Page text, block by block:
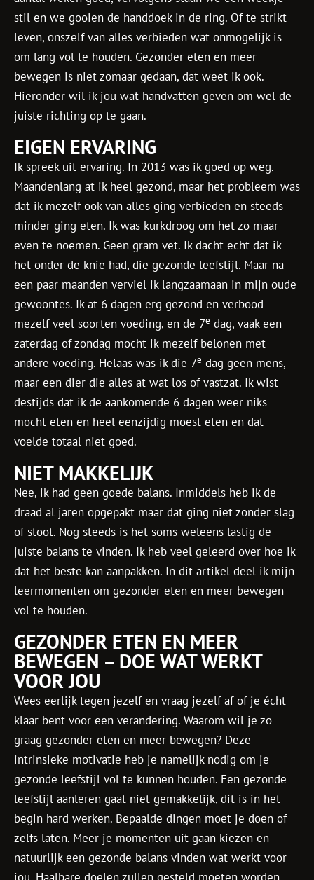
stil en we gooien de handdoek in de ring. Of te strikt
leven, onszelf van alles verbieden wat onmogelijk is
om lang vol te houden. Gezonder eten en meer
bewegen is niet zomaar gedaan, dat weet ik ook.
Hieronder wil ik jou wat handvatten geven om wel de
juiste richting op te gaan.
EIGEN ERVARING
Ik spreek uit ervaring. In 2013 was ik goed op weg.
Maandenlang at ik heel gezond, maar het probleem was
dat ik mezelf ook van alles ging verbieden en steeds
minder ging eten. Ik was kurkdroog om het zo maar
even te noemen. Geen gram vet. Ik dacht echt dat ik
het onder de knie had, die gezonde leefstijl. Maar na
een paar maanden verviel ik langzaamaan in mijn oude
gewoontes. Ik at 6 dagen erg gezond en verbood
mezelf veel soorten voeding, en de 7e dag, vaak een
zaterdag of zondag mocht ik mezelf belonen met
andere voeding. Helaas was ik die 7e dag geen mens,
maar een dier die alles at wat los of vastzat. Ik wist
destijds dat ik de aankomende 6 dagen weer niks
mocht eten en heel eenzijdig moest eten en dat
voelde totaal niet goed.
NIET MAKKELIJK
Nee, ik had geen goede balans. Inmiddels heb ik de
draad al jaren opgepakt maar dat ging niet zonder slag
of stoot. Nog steeds is het soms weleens lastig de
juiste balans te vinden. Ik heb veel geleerd over hoe ik
dat het beste kan aanpakken. In dit artikel deel ik mijn
leermomenten om gezonder eten en meer bewegen
vol te houden.
GEZONDER ETEN EN MEER
BEWEGEN – DOE WAT WERKT
VOOR JOU
Wees eerlijk tegen jezelf en vraag jezelf af of je écht
klaar bent voor een verandering. Waarom wil je zo
graag gezonder eten en meer bewegen? Deze
intrinsieke motivatie heb je namelijk nodig om je
gezonde leefstijl vol te kunnen houden. Een gezonde
leefstijl aanleren gaat niet gemakkelijk, dit is in het
begin hard werken. Bepaalde dingen moet je doen of
zelfs laten. Meer je momenten uit gaan kiezen en
natuurlijk een gezonde balans vinden wat werkt voor